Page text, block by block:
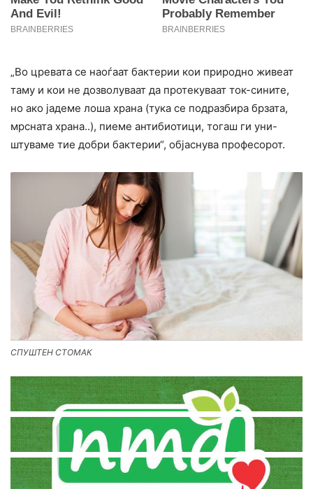
„Во цревата се наоѓаат бактерии кои природно живеат
таму и кои не дозволуваат да протекуваат ток-сините,
но ако јадеме лоша храна (тука се подразбира брзата,
мрсната храна..), пиеме антибиотици, тогаш ги уни-
штуваме тие добри бактерии“, објаснува професорот.
СПУШТЕН СТОМАК